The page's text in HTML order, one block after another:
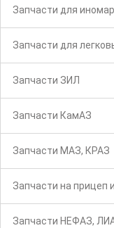
Запчасти для
Запчасти для
Запчасти ЗИЛ
Запчасти КамАЗ
Запчасти МАЗ, КРАЗ
Запчасти на прицеп
Запчасти НЕФАЗ,